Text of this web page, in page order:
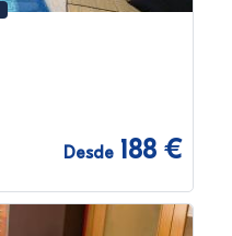
Desde 188 €